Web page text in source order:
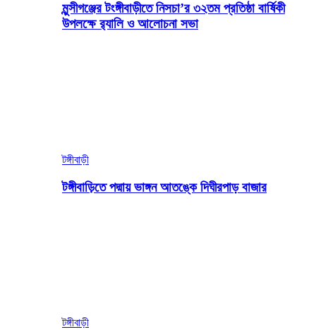
মুন্সীগঞ্জের টংঙ্গীবাড়ীতে নিসচা’র ৩২তম প্রতিষ্ঠা বার্ষিকী
উপলক্ষে র‍্যালি ও আলোচনা সভা
টঙ্গীবাড়ী
টঙ্গীবাড়িতে পদ্মায় ভাঙ্গন আতঙ্কে দিঘীরপাড় বাজার
টঙ্গীবাড়ী